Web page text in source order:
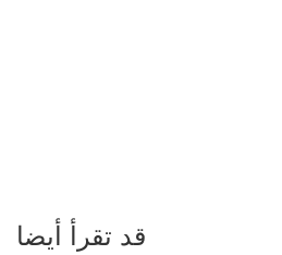
قد تقرأ أيضا